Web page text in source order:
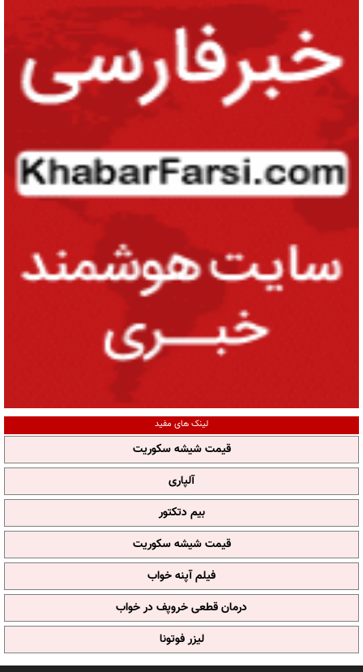
لینک های مفید
قیمت شیشه سکوریت
آلپاری
بیم دتکتور
قیمت شیشه سکوریت
فیلم آپنه خواب
درمان قطعی خروپف در خواب
لیزر فوتونا